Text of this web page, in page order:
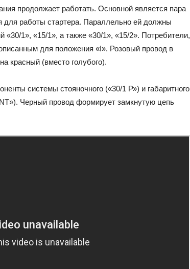
продолжает работать. Основной является пара
для работы стартера. Параллельно ей должны
«30/1», «15/1», а также «30/1», «15/2». Потребители,
для положения «I». Розовый провод в
красный (вместо голубого).
системы стояночного («30/1 Р») и габаритного
Черный провод формирует замкнутую цепь